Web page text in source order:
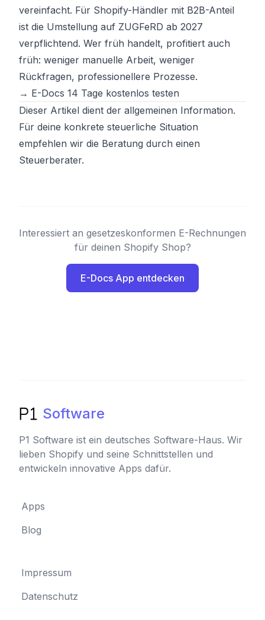
vereinfacht. Für Shopify-Händler mit B2B-Anteil
ist die Umstellung auf ZUGFeRD ab 2027
verpflichtend. Wer früh handelt, profitiert auch
früh: weniger manuelle Arbeit, weniger
Rückfragen, professionellere Prozesse.
→ E-Docs 14 Tage kostenlos testen
Dieser Artikel dient der allgemeinen Information.
Für deine konkrete steuerliche Situation
empfehlen wir die Beratung durch einen
Steuerberater.
Interessiert an gesetzeskonformen E-Rechnungen
für deinen Shopify Shop?
E-Docs App entdecken
Software
P1 Software ist ein deutsches Software-Haus. Wir
lieben Shopify und seine Schnittstellen und
entwickeln innovative Apps dafür.
Apps
Blog
Impressum
Datenschutz